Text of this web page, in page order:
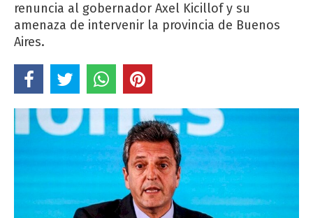
renuncia al gobernador Axel Kicillof y su
amenaza de intervenir la provincia de Buenos
Aires.